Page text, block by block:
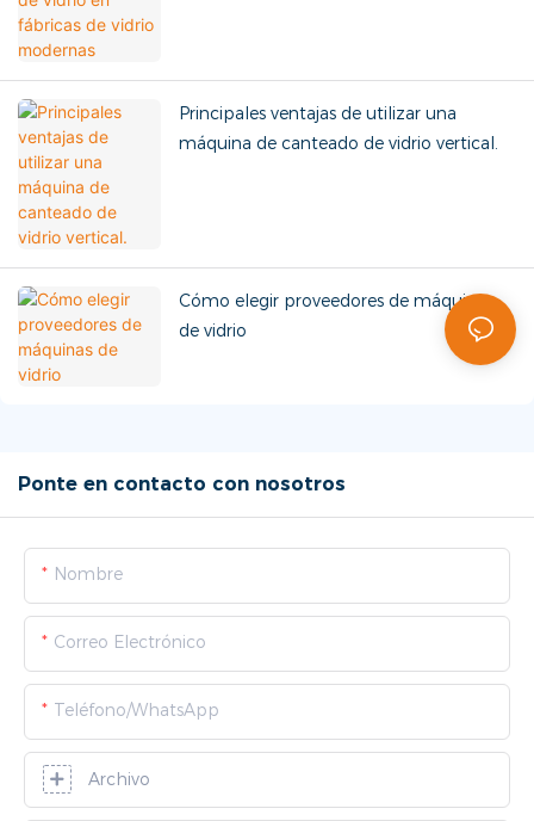
Principales ventajas de utilizar una
máquina de canteado de vidrio vertical.
Cómo elegir proveedores de máquinas
de vidrio
Ponte en contacto con nosotros
Nombre
Correo Electrónico
Teléfono/WhatsApp
Archivo